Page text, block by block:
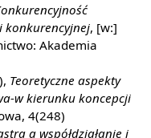
konkurencyjnej, [w:]
Akademia
Teoretyczne aspekty
w kierunku koncepcji
4(248)
a współdziałanie i